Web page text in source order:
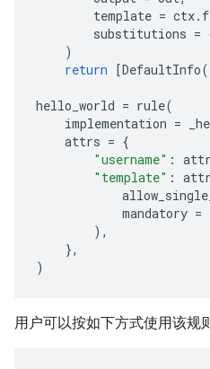
template = ctx.
substitutions =
)
return [DefaultInfo(
hello_world = rule(
implementation =
attrs = {
"username" : attr
"template" : attr
mandatory =
),
},
)
用户可以按如下方式使用该规